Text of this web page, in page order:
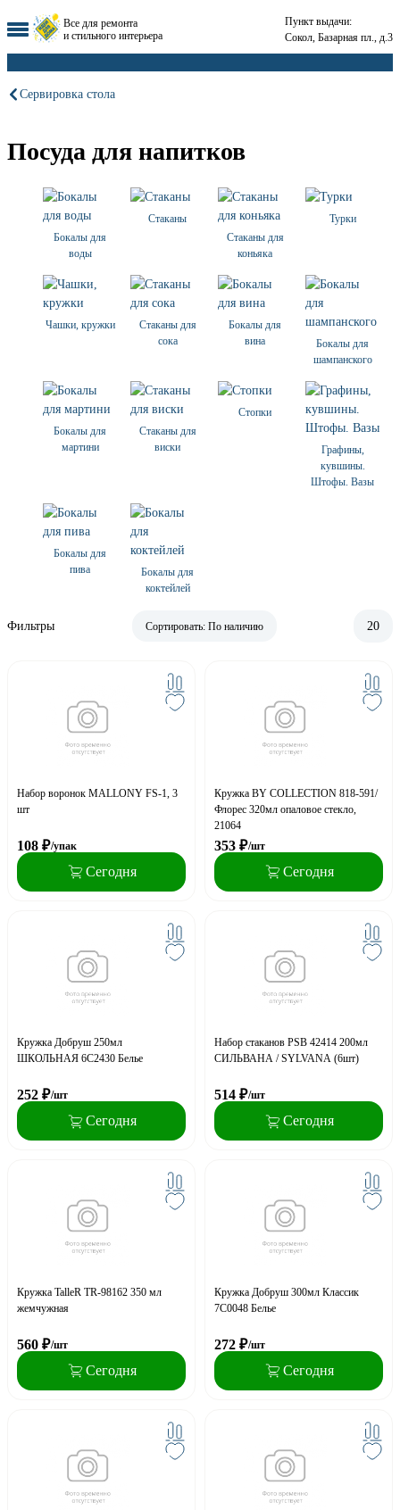
Все для ремонта
и стильного интерьера
Пункт выдачи:
Сокол, Базарная пл., д.3
Сервировка стола
Посуда для напитков
Бокалы для
воды
Стаканы
Стаканы для
коньяка
Турки
Чашки, кружки
Стаканы для
сока
Бокалы для
вина
Бокалы для
шампанского
Бокалы для
мартини
Стаканы для
виски
Стопки
Графины,
кувшины.
Штофы. Вазы
Бокалы для
пива
Бокалы для
коктейлей
Фильтры Сортировать: По наличию 20
Набор воронок MALLONY FS-1, 3
шт
108 ₽/упак
Сегодня
Кружка BY COLLECTION 818-591/
Флорес 320мл опаловое стекло,
21064
353 ₽/шт
Сегодня
Кружка Добруш 250мл
ШКОЛЬНАЯ 6С2430 Белье
252 ₽/шт
Сегодня
Набор стаканов PSB 42414 200мл
СИЛЬВАНА / SYLVANA (6шт)
514 ₽/шт
Сегодня
Кружка TalleR TR-98162 350 мл
жемчужная
560 ₽/шт
Сегодня
Кружка Добруш 300мл Классик
7С0048 Белье
272 ₽/шт
Сегодня